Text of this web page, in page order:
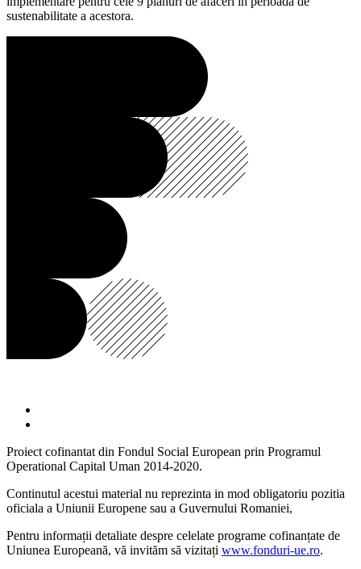
sustenabilitate a acestora.
Proiect cofinantat din Fondul Social European prin Programul
Operational Capital Uman 2014-2020.
Continutul acestui material nu reprezinta in mod obligatoriu pozitia
oficiala a Uniunii Europene sau a Guvernului Romaniei,
Pentru informații detaliate despre celelate programe cofinanțate de
Uniunea Europeană, vă invităm să vizitați www.fonduri-ue.ro.